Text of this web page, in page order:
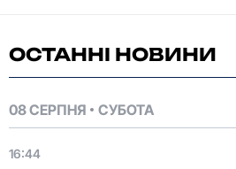
ОСТАННІ НОВИНИ
08 СЕРПНЯ СУБОТА
16:44